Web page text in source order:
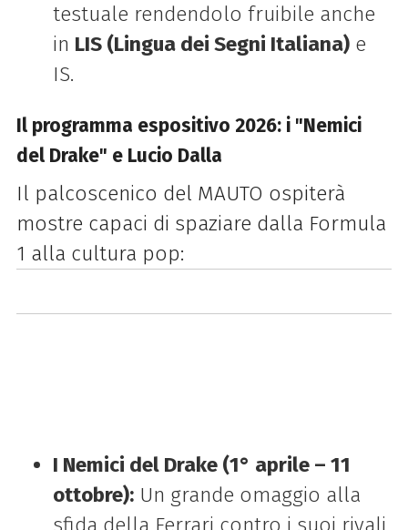
testuale rendendolo fruibile anche
in LIS (Lingua dei Segni Italiana)e
IS.
Il programma espositivo 2026: i "Nemici
del Drake" e Lucio Dalla
Il palcoscenico del MAUTO ospiterà
mostre capaci di spaziare dalla Formula
1 alla cultura pop:
I Nemici del Drake (1° aprile – 11
ottobre):Un grande omaggio alla
sfida della Ferrari contro i suoi rivali